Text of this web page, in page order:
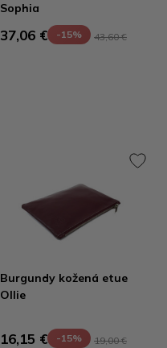
Sophia
37,06 € -15% 43,60 €
Burgundy kožená etue
Ollie
16,15 € -15% 19,00 €